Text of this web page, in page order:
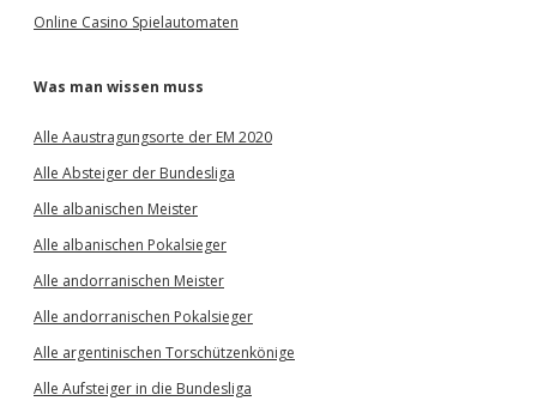
Online Casino Spielautomaten
Was man wissen muss
Alle Aaustragungsorte der EM 2020
Alle Absteiger der Bundesliga
Alle albanischen Meister
Alle albanischen Pokalsieger
Alle andorranischen Meister
Alle andorranischen Pokalsieger
Alle argentinischen Torschützenkönige
Alle Aufsteiger in die Bundesliga